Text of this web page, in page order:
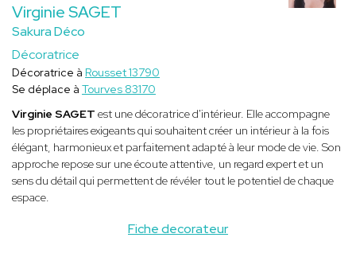
Virginie SAGET
Sakura Déco
Décoratrice
Fiche decorateur
Décoratrice à Rousset 13790
Se déplace à Tourves 83170
Virginie SAGET est une décoratrice d'intérieur. Elle accompagne
les propriétaires exigeants qui souhaitent créer un intérieur à la fois
élégant, harmonieux et parfaitement adapté à leur mode de vie. Son
approche repose sur une écoute attentive, un regard expert et un
sens du détail qui permettent de révéler tout le potentiel de chaque
espace.